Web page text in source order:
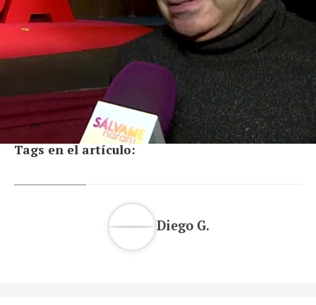
Tags en el artículo:
Diego G.